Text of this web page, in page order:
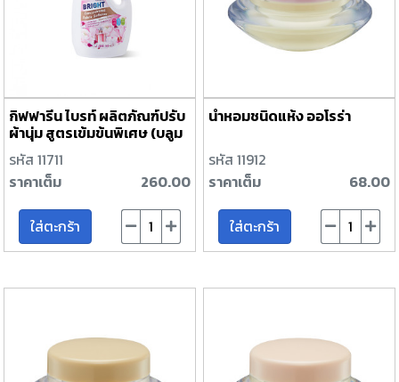
กิฟฟารีน ไบรท์ ผลิตภัณฑ์ปรับ
ผ้านุ่ม สูตรเข้มข้นพิเศษ (บลูม
มิ่ง บูเก้ เซนท์)
รหัส 11711
ราคาเต็ม
260.00
ใส่ตะกร้า
น้ำหอมชนิดแห้ง ออโรร่า
รหัส 11912
ราคาเต็ม
68.00
ใส่ตะกร้า